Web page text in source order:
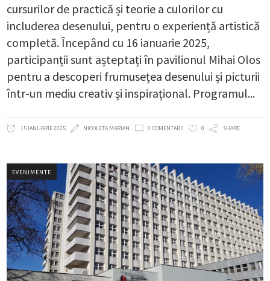
cursurilor de practică și teorie a culorilor cu
includerea desenului, pentru o experiență artistică
completă. Începând cu 16 ianuarie 2025,
participanții sunt așteptați în pavilionul Mihai Olos
pentru a descoperi frumusețea desenului și picturii
într-un mediu creativ și inspirațional. Programul
15 IANUARIE 2025 NICOLETA MARIAN 0 COMENTARII 0 SHARE
EVENIMENTE